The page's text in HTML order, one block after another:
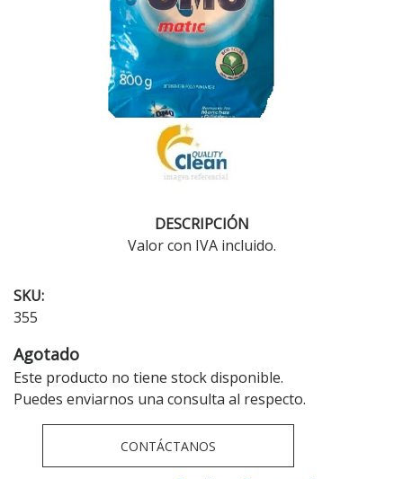
DESCRIPCIÓN
Valor con IVA incluido.
SKU:
355
Agotado
Este producto no tiene stock disponible.
Puedes enviarnos una consulta al respecto.
CONTÁCTANOS